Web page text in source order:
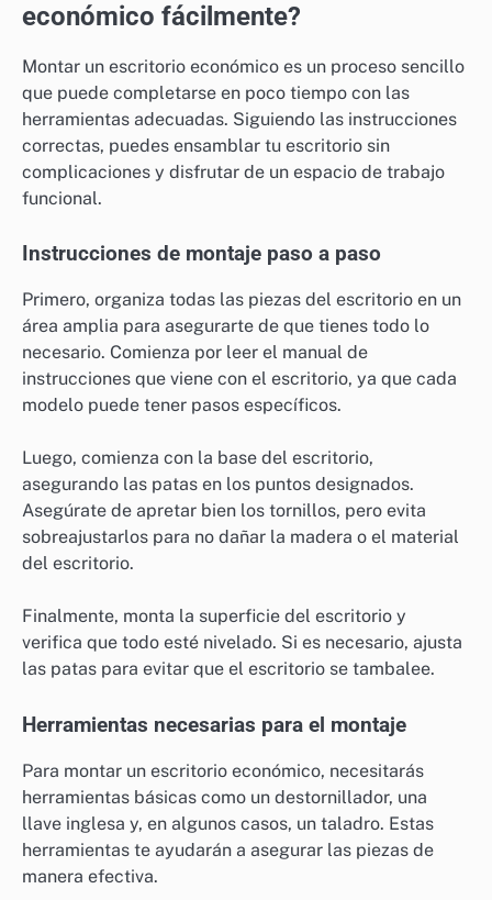
económico fácilmente?
Montar un escritorio económico es un proceso sencillo
que puede completarse en poco tiempo con las
herramientas adecuadas. Siguiendo las instrucciones
correctas, puedes ensamblar tu escritorio sin
complicaciones y disfrutar de un espacio de trabajo
funcional.
Instrucciones de montaje paso a paso
Primero, organiza todas las piezas del escritorio en un
área amplia para asegurarte de que tienes todo lo
necesario. Comienza por leer el manual de
instrucciones que viene con el escritorio, ya que cada
modelo puede tener pasos específicos.
Luego, comienza con la base del escritorio,
asegurando las patas en los puntos designados.
Asegúrate de apretar bien los tornillos, pero evita
sobreajustarlos para no dañar la madera o el material
del escritorio.
Finalmente, monta la superficie del escritorio y
verifica que todo esté nivelado. Si es necesario, ajusta
las patas para evitar que el escritorio se tambalee.
Herramientas necesarias para el montaje
Para montar un escritorio económico, necesitarás
herramientas básicas como un destornillador, una
llave inglesa y, en algunos casos, un taladro. Estas
herramientas te ayudarán a asegurar las piezas de
manera efectiva.